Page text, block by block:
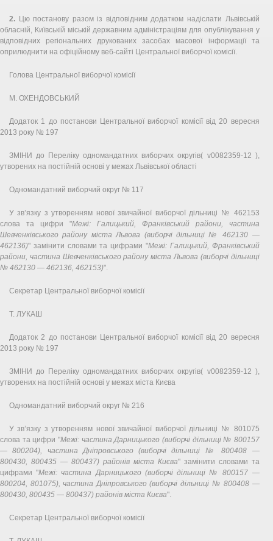
2. Цю постанову разом із відповідним додатком надіслати Львівській
обласній, Київській міській державним адміністраціям для опублікування у
відповідних регіональних друкованих засобах масової інформації та
оприлюднити на офіційному веб-сайті Центральної виборчої комісії.
Голова Центральної виборчої комісії
М. ОХЕНДОВСЬКИЙ
Додаток 1 до постанови Центральної виборчої комісії від 20 вересня
2013 року № 197
ЗМІНИ до Переліку одномандатних виборчих округів( v0082359-12 ),
утворених на постійній основі у межах Львівської області
Одномандатний виборчий округ № 117
У зв’язку з утворенням нової звичайної виборчої дільниці № 462153
слова та цифри "Межі: Галицький, Франківський райони, частина
Шевченківського району міста Львова (виборчі дільниці № 462130 —
462136)" замінити словами та цифрами "Межі: Галицький, Франківський
райони, частина Шевченківського району міста Львова (виборчі дільниці
№ 462130 — 462136, 462153)".
Секретар Центральної виборчої комісії
Т. ЛУКАШ
Додаток 2 до постанови Центральної виборчої комісії від 20 вересня
2013 року № 197
ЗМІНИ до Переліку одномандатних виборчих округів( v0082359-12 ),
утворених на постійній основі у межах міста Києва
Одномандатний виборчий округ № 216
У зв’язку з утворенням нової звичайної виборчої дільниці № 801075
слова та цифри "Межі: частина Дарницького (виборчі дільниці № 800157
— 800204), частина Дніпровського (виборчі дільниці № 800408 —
800430, 800435 — 800437) районів міста Києва" замінити словами та
цифрами "Межі: частина Дарницького (виборчі дільниці № 800157 —
800204, 801075), частина Дніпровського (виборчі дільниці № 800408 —
800430, 800435 — 800437) районів міста Києва".
Секретар Центральної виборчої комісії